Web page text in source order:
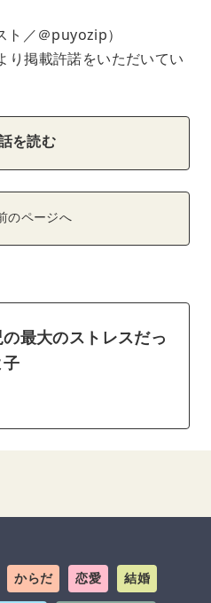
ト／＠puyozip）
り掲載許諾をいただいてい
を読む
のページへ
の最大のストレスだっ
からだ 恋愛 結婚